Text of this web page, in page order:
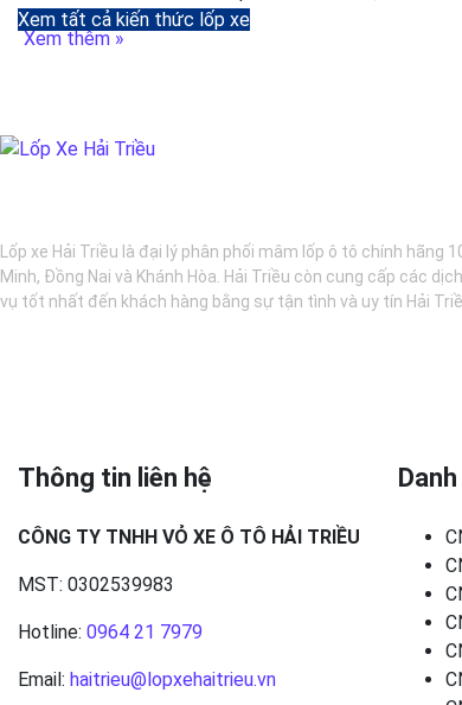
Xem thêm »
Xem tất cả kiến thức lốp xe
Lốp xe Hải Triều là đại lý phân phối mâm lốp ô tô chính
Minh, Đồng Nai và Khánh Hòa. Hải Triều còn cung cấp các
vụ tốt nhất đến khách hàng bằng sự tận tình và uy tín Hải
Thông tin liên hệ
CÔNG TY TNHH VỎ XE Ô TÔ HẢI TRIỀU
MST: 0302539983
Hotline: 0964 21 7979
Email: haitrieu@lopxehaitrieu.vn